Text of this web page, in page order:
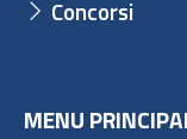
Concorsi
MENU